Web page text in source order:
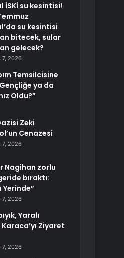
İSKİ su kesintisi!
su kesintisi
bitecek, sular
gelecek?
7, 2026
Temsilcisine
ya da
Oldu?”
Zeki
Cenazesi
7, 2026
Nagihan zorlu
bıraktı:
Yerinde”
7, 2026
Yaralı
Ziyaret
7, 2026